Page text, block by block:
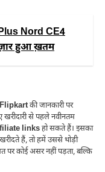
Nord CE4
हुआ ख़तम
Flipkartकी जानकारी पर
से पहले नवीनतम
linksहो सकते हैं। इसका
हैं, तो हमें उससे थोड़ी
पर कोई असर नहीं पड़ता, बल्कि